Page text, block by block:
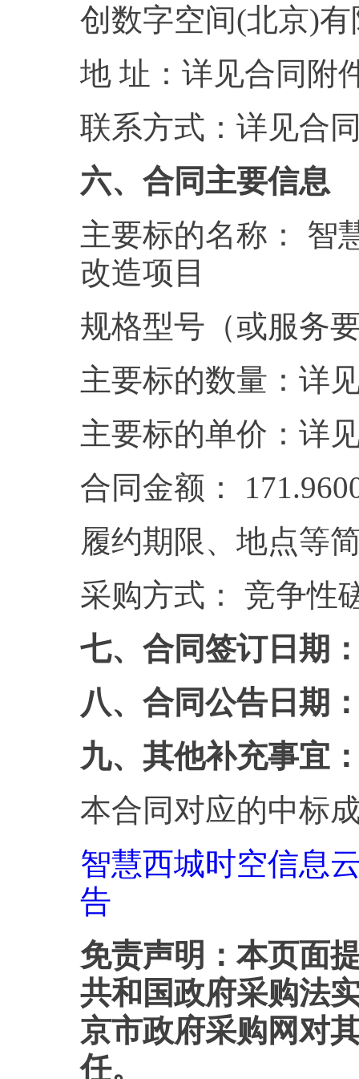
创数字空间(北京)
地 址：详见合同附
联系方式：详见合
六、合同主要信息
主要标的名称： 智
改造项目
规格型号（或服务
主要标的数量：详
主要标的单价：详
合同金额：
履约期限、地点等
采购方式： 竞争性
七、合同签订日期
八、合同公告日期
九、其他补充事宜
本合同对应的中标
智慧西城时空信息
告
免责声明：本页面
共和国政府采购法
京市政府采购网对
任。